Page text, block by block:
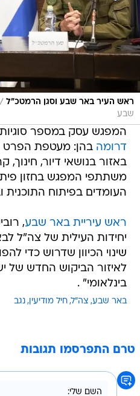
ראש העיר באר שבע וסגן הרמטכ"ל /
שבע
המפגש עסק במספר
דרומה בהן: מעטפת הפרט
באזור בנושאי דיור, חינוך,
משתתפי המפגש בחזון
העומדים בפיתוח התוכנית
ראש עיריית באר שבע,
יחידות העילית של צה"ל
שינוי הכיוון שדרוש כדי
לאיזור הביקוש החדש של
בינלאומי" .
באר שבע צה"ל חיל מודיעין נגב
טרם התפרסמו תגובות